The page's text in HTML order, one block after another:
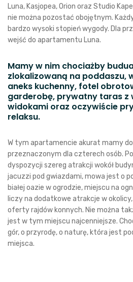
Luna, Kasjopea, Orion oraz Studio
nie można pozostać obojętnym.
bardzo wysoki stopień wygody. Dla
wejść do apartamentu Luna.
Mamy w nim chociażby
zlokalizowaną na poddaszu,
aneks kuchenny, fotel
garderobę, prywatny taras z
widokami oraz oczywiście
relaksu.
W tym apartamencie akurat mamy
przeznaczonym dla czterech osób.
dyspozycji szereg atrakcji wokół
jacuzzi pod gwiazdami, mowa jest o
białej oazie w ogrodzie, miejscu na
liczy na dodatkowe atrakcje w
oferty rajdów konnych. Nie można
jest w tym miejscu najcenniejsze.
gór, o przyrodę, o naturę, która jest
miejsca.